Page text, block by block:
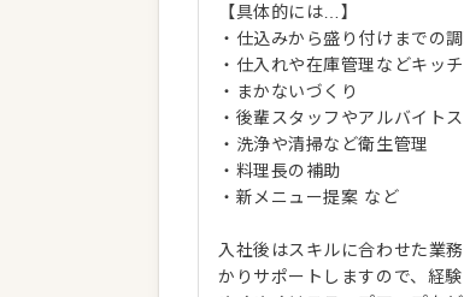
【具体的には…】
・仕込みから盛り付けまでの
・仕入れや在庫管理などキッ
・まかないづくり
・後輩スタッフやアルバイト
・洗浄や清掃など衛生管理
・料理長の補助
・新メニュー提案 など
入社後はスキルに合わせた業
かりサポートしますので、経